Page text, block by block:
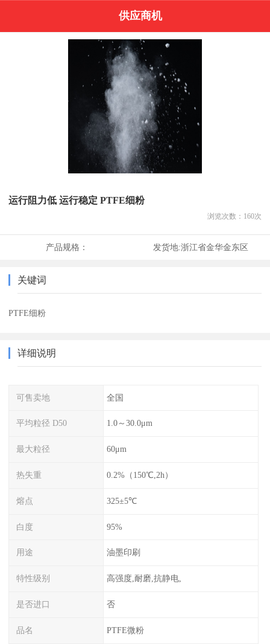
供应商机
运行阻力低 运行稳定 PTFE细粉
浏览次数： 160次
产品规格： 发货地:浙江省金华金东区
关键词
PTFE细粉
详细说明
可售卖地 全国
平均粒径 D50 1.0～30.0μm
最大粒径 60μm
热失重 0.2%（150℃,2h）
熔点 325±5℃
白度 95%
用途 油墨印刷
特性级别 高强度,耐磨,抗静电,
是否进口 否
品名 PTFE微粉